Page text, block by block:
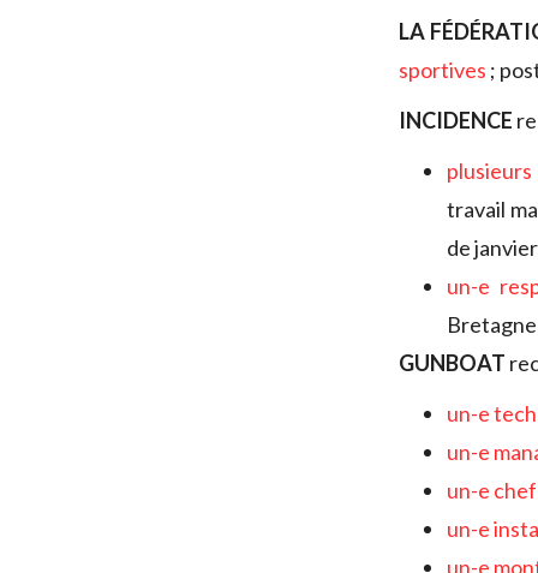
LA
sportives ;
INCIDENCE
travail
de
un-e
Bretagne
GUNBOAT
un-e
un-e
un-e
un-e
un-e